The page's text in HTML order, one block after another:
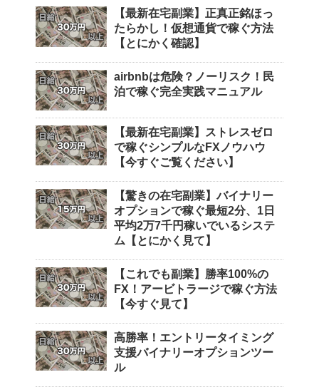
【最新在宅副業】正真正銘ほっ
たらかし！仮想通貨で稼ぐ方法
【とにかく確認】
airbnbは危険？ノーリスク！民
泊で稼ぐ完全実践マニュアル
【最新在宅副業】ストレスゼロ
で稼ぐシンプルなFXノウハウ
【今すぐご覧ください】
【驚きの在宅副業】バイナリー
オプションで稼ぐ最短2分、1日
平均2万7千円稼いでいるシステ
ム【とにかく見て】
【これでも副業】勝率100%の
FX！アービトラージで稼ぐ方法
【今すぐ見て】
高勝率！エントリータイミング
支援バイナリーオプションツー
ル